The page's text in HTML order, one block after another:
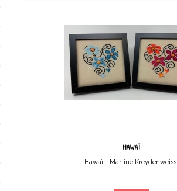
HAWAÏ
Hawaï - Martine Kreydenweiss